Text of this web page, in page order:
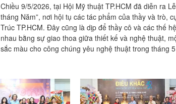
Chiều 9/5/2026, tại Hội Mỹ thuật TP.HCM đã diễn ra
tháng Năm”, nơi hội tụ các tác phẩm của thầy và trò,
Trúc TP.HCM. Đây cũng là dịp để thầy cô và các thế
nhau bằng sự giao thoa giữa thiết kế và nghệ thuật,
sắc màu cho công chúng yêu nghệ thuật trong tháng